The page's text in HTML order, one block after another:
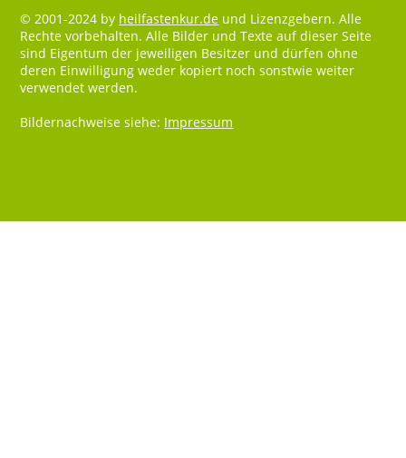
© 2001-2024 by heilfastenkur.de und Lizenzgebern. Alle
Rechte vorbehalten. Alle Bilder und Texte auf dieser Seite
sind Eigentum der jeweiligen Besitzer und dürfen ohne
deren Einwilligung weder kopiert noch sonstwie weiter
verwendet werden.
Bildernachweise siehe: Impressum